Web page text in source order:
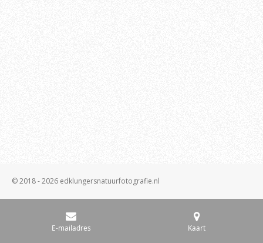
© 2018 - 2026 edklungersnatuurfotografie.nl
E-mailadres Kaart